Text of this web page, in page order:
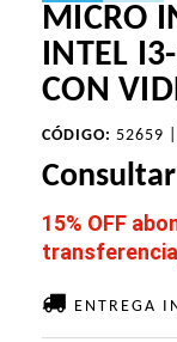
MICRO
INTEL
CON
CÓDIGO: 52659 |
Consultar
15% OFF
ENTREGA